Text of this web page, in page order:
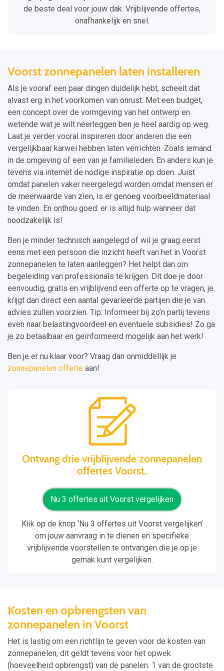
de beste deal voor jouw dak. Vrijblijvende offertes,
onafhankelijk en snel.
Voorst zonnepanelen laten installeren
Als je vooraf een paar dingen duidelijk hebt, scheelt dat
alvast erg in het voorkomen van onrust. Met een budget,
een concept over de vormgeving van het ontwerp en
wetende wat je wilt neerleggen ben je heel aardig op weg.
Laat je verder vooral inspireren door anderen die een
vergelijkbaar karwei hebben laten verrichten. Zoals iemand
in de omgeving of een van je familieleden. En anders kun je
tevens via internet de nodige inspiratie op doen. Juist
omdat panelen vaker neergelegd worden omdat mensen er
de meerwaarde van zien, is er genoeg voorbeeldmateriaal
te vinden. En onthou goed: er is altijd hulp wanneer dat
noodzakelijk is!
Ben je minder technisch aangelegd of wil je graag eerst
eens met een persoon die inzicht heeft van het in Voorst
zonnepanelen te laten aanleggen? Het helpt dan om
begeleiding van professionals te krijgen. Dit doe je door
eenvoudig, gratis en vrijblijvend een offerte op te vragen, je
krijgt dan direct een aantal gevarieerde partijen die je van
advies zullen voorzien. Tip: Informeer bij zo’n partij tevens
even naar belastingvoordeel en eventuele subsidies! Zo ga
je zo betaalbaar en geïnformeerd mogelijk aan het werk!
Ben je er nu klaar voor? Vraag dan onmiddellijk je
zonnepanelen offerte aan!
Ontvang drie vrijblijvende zonnepanelen
offertes Voorst.
Nu 3 offertes uit Voorst vergelijken
Klik op de knop ‘Nu 3 offertes uit Voorst vergelijken’
om jouw aanvraag in te dienen en specifieke
vrijblijvende voorstellen te ontvangen die je op je
gemak kunt vergelijken.
Kosten en opbrengsten van
zonnepanelen in Voorst
Het is lastig om een richtlijn te geven voor de kosten van
zonnepanelen, dit geldt tevens voor het opwek
(hoeveelheid opbrengst) van de panelen. 1 van de grootste